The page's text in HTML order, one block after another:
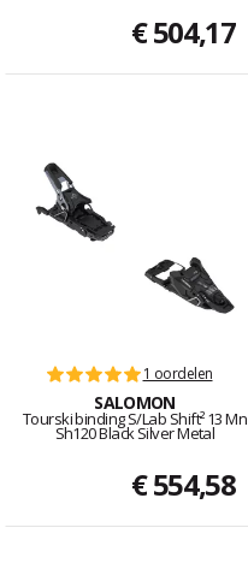
€ 504,17
1 oordelen
SALOMON
Tourski binding S/Lab Shift² 13 Mn
Sh120 Black Silver Metal
€ 554,58